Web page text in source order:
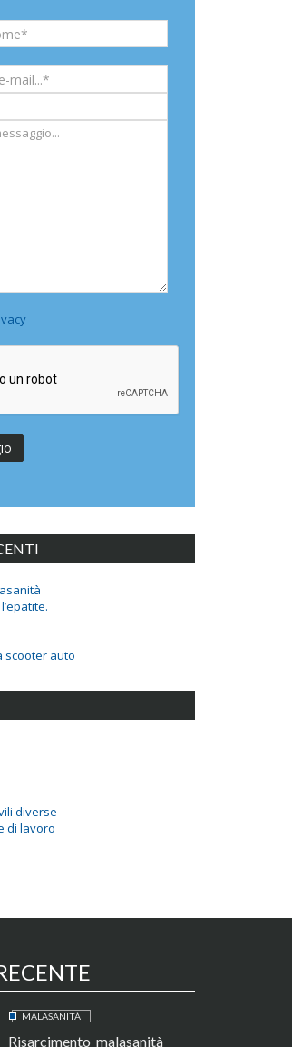
scooter auto
diverse
di lavoro
MALASANITÀ
Risarcimento malasanità